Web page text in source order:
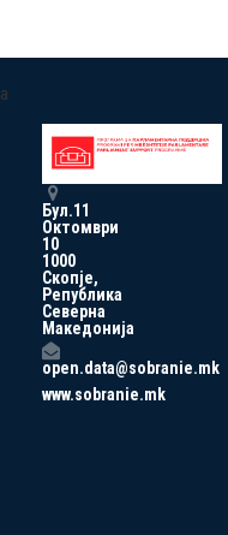
a
Бул.11
Октомври
10
1000
Скопје,
Република
Северна
Македонија
open.data@sobranie.mk
www.sobranie.mk